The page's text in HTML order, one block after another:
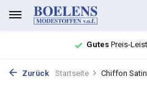
GutesPreis-
Zurück Startseite Chiffon